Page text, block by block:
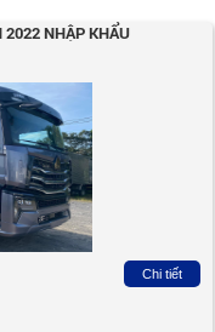
2022 NHẬP KHẨU
Chi tiết